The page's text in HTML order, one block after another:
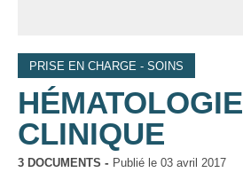
PRISE EN CHARGE - SOINS
HÉMATOLOGIE
CLINIQUE
3 DOCUMENTS Publié le 03 avril 2017